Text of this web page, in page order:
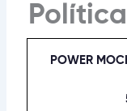
POWER